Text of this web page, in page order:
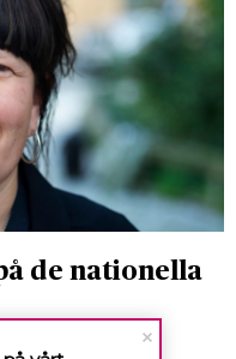
de nationella